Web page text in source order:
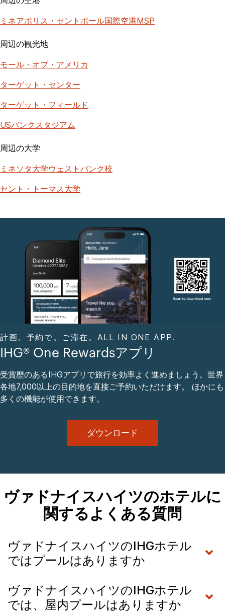
ミネアポリス・セントポール国際空港MSP
周辺の観光地
モール・オブ・アメリカ
ターゲット・センター
ターゲット・フィールド
USバンクスタジアム
周辺の大学
ミネソタ大学ウェストバンク校
セント・トーマス大学
計画。予約で。ご滞在。ALL IN ONE APP.
IHG® One Rewardsアプリ
受賞歴のあるIHGアプリで旅行を効率よく進めましょう。世界
各地7,000以上の目的地を直接ご予約いただけます。 ほかにも
多くの機能が使用できます。
ダウンロード
ヴァドナイスハイツのホテルに
関するよくある質問
ヴァドナイスハイツのIHGホテル
ではプールはありますか
ヴァドナイスハイツのIHGホテル
では、屋内プールはありますか